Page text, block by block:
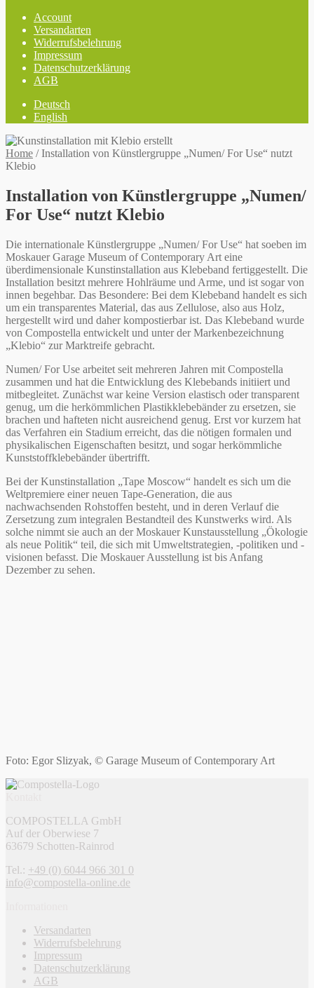
Account
Versandarten
Widerrufsbelehrung
Impressum
Datenschutzerklärung
AGB
Deutsch
English
Home /Installation von Künstlergruppe „Numen/ For Use“ nutzt
Klebio
Installation von Künstlergruppe „Numen/
For Use“ nutzt Klebio
Die internationale Künstlergruppe „Numen/ For Use“ hat soeben im
Moskauer Garage Museum of Contemporary Art eine
überdimensionale Kunstinstallation aus Klebeband fertiggestellt. Die
Installation besitzt mehrere Hohlräume und Arme, und ist sogar von
innen begehbar. Das Besondere: Bei dem Klebeband handelt es sich
um ein transparentes Material, das aus Zellulose, also aus Holz,
hergestellt wird und daher kompostierbar ist. Das Klebeband wurde
von Compostella entwickelt und unter der Markenbezeichnung
„Klebio“ zur Marktreife gebracht.
Numen/ For Use arbeitet seit mehreren Jahren mit Compostella
zusammen und hat die Entwicklung des Klebebands initiiert und
mitbegleitet. Zunächst war keine Version elastisch oder transparent
genug, um die herkömmlichen Plastikklebebänder zu ersetzen, sie
brachen und hafteten nicht ausreichend genug. Erst vor kurzem hat
das Verfahren ein Stadium erreicht, das die nötigen formalen und
physikalischen Eigenschaften besitzt, und sogar herkömmliche
Kunststoffklebebänder übertrifft.
Bei der Kunstinstallation „Tape Moscow“ handelt es sich um die
Weltpremiere einer neuen Tape-Generation, die aus
nachwachsenden Rohstoffen besteht, und in deren Verlauf die
Zersetzung zum integralen Bestandteil des Kunstwerks wird. Als
solche nimmt sie auch an der Moskauer Kunstausstellung „Ökologie
als neue Politik“ teil, die sich mit Umweltstrategien, -politiken und -
visionen befasst. Die Moskauer Ausstellung ist bis Anfang
Dezember zu sehen.
Foto: Egor Slizyak, © Garage Museum of Contemporary Art
COMPOSTELLA GmbH
Auf der Oberwiese 7
63679 Schotten-Rainrod
Tel.: +49 (0) 6044 966 301 0
info@compostella-online.de
Versandarten
Widerrufsbelehrung
Impressum
Datenschutzerklärung
AGB